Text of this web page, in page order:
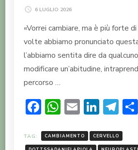
6 LUGLIO 2026
«Vorrei cambiare, ma è più forte
volte abbiamo pronunciato
l’abbiamo sentita dire da
modificare un’abitudine,
percorso …
Facebook
WhatsApp
Email
TAG: CAMBIAMENTO CERVELLO